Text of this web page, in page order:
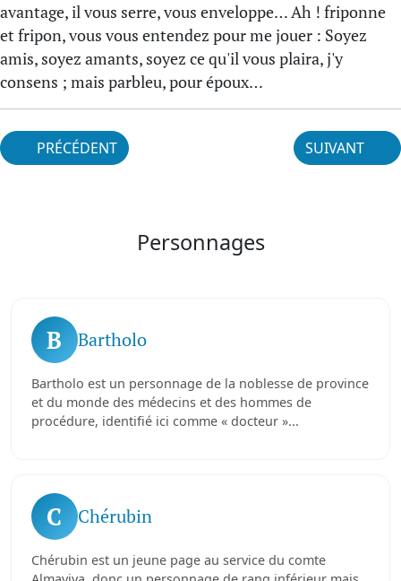
avantage, il vous serre, vous enveloppe… Ah ! friponne
et fripon, vous vous entendez pour me jouer : Soyez
amis, soyez amants, soyez ce qu'il vous plaira, j'y
consens ; mais parbleu, pour époux…
PRÉCÉDENT SUIVANT
Personnages
B Bartholo
Bartholo est un personnage de la noblesse de province
et du monde des médecins et des hommes de
procédure, identifié ici comme « docteur »...
C Chérubin
Chérubin est un jeune page au service du comte